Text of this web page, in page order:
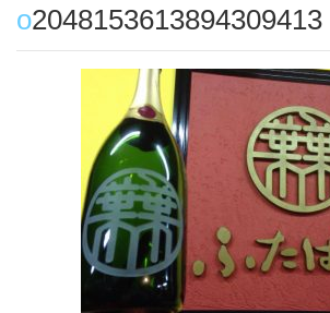
o2048153613894309413